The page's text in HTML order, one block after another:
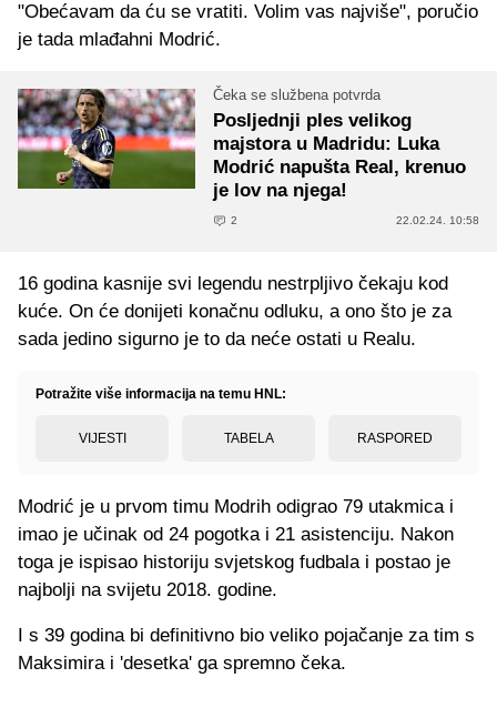
"Obećavam da ću se vratiti. Volim vas najviše", poručio
je tada mlađahni Modrić.
Čeka se službena potvrda
Posljednji ples velikog
majstora u Madridu: Luka
Modrić napušta Real, krenuo
je lov na njega!
2 22.02.24. 10:58
16 godina kasnije svi legendu nestrpljivo čekaju kod
kuće. On će donijeti konačnu odluku, a ono što je za
sada jedino sigurno je to da neće ostati u Realu.
Potražite više informacija na temu HNL:
VIJESTI TABELA RASPORED
Modrić je u prvom timu Modrih odigrao 79 utakmica i
imao je učinak od 24 pogotka i 21 asistenciju. Nakon
toga je ispisao historiju svjetskog fudbala i postao je
najbolji na svijetu 2018. godine.
I s 39 godina bi definitivno bio veliko pojačanje za tim s
Maksimira i 'desetka' ga spremno čeka.